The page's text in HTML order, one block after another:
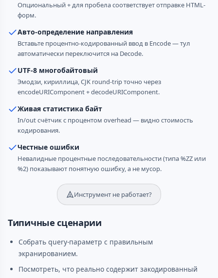
Опциональный + для пробела соответствует отправке HTML-
форм.
Авто-определение направления
Вставьте процентно-кодированный ввод в Encode — тул
автоматически переключится на Decode.
UTF-8 многобайтовый
Эмодзи, кириллица, CJK round-trip точно через
encodeURIComponent + decodeURIComponent.
Живая статистика байт
In/out счётчик с процентом overhead — видно стоимость
кодирования.
Честные ошибки
Невалидные процентные последовательности (типа %ZZ или
%2) показывают понятную ошибку, а не мусор.
Инструмент не работает?
Типичные сценарии
Собрать query-параметр с правильным
экранированием.
Посмотреть, что реально содержит закодированный